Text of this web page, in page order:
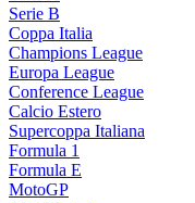
Serie B
Coppa Italia
Champions League
Europa League
Conference League
Calcio Estero
Supercoppa Italiana
Formula 1
Formula E
MotoGP